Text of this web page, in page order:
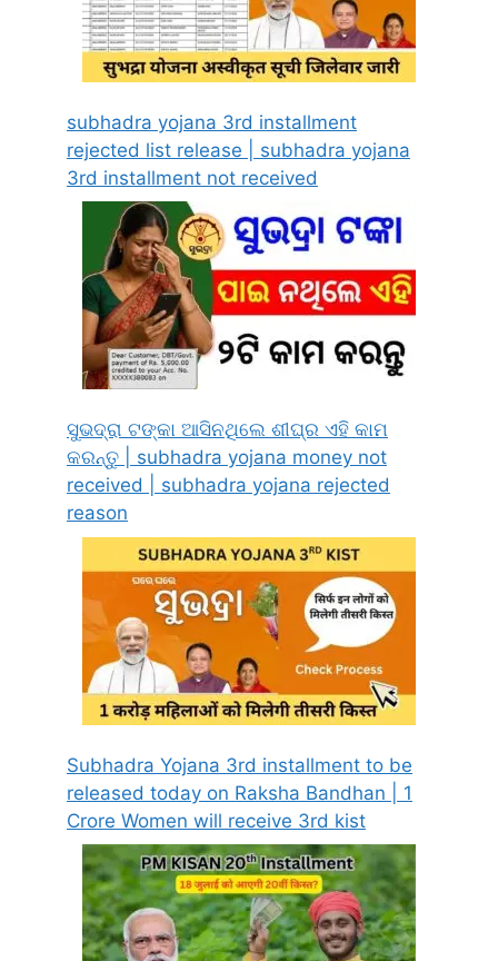
subhadra yojana 3rd installment
rejected list release | subhadra yojana
3rd installment not received
ସୁଭଦ୍ରା ଟଙ୍କା ଆସିନଥିଲେ ଶୀଘ୍ର ଏହି କାମ
କରନ୍ତୁ | subhadra yojana money not
received | subhadra yojana rejected
reason
Subhadra Yojana 3rd installment to be
released today on Raksha Bandhan | 1
Crore Women will receive 3rd kist